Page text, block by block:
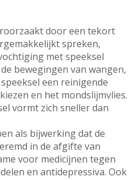
door een tekort
spreken,
met speeksel
bewegingen van wangen,
een reinigende
en het mondslijmvlies.
vormt zich sneller dan
als bijwerking dat de
in de afgifte van
voor medicijnen tegen
en antidepressiva. Ook